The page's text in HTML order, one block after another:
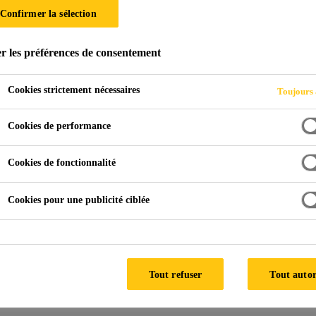
auxiliaires et additionnelles sur la
et époxy à bi-composants.
Confirmer la sélection
les préférences de consentement
Cookies strictement nécessaires Toujours
Cookies de performance
Cookies de fonctionnalité
Cookies pour une publicité ciblée
Tout refuser Tout